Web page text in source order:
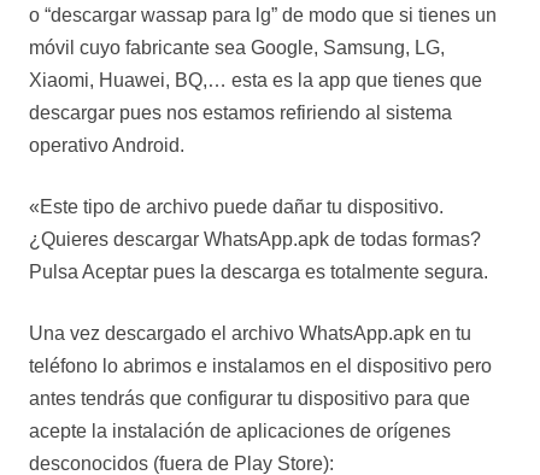
o “descargar wassap para lg” de modo que si tienes un
móvil cuyo fabricante sea Google, Samsung, LG,
Xiaomi, Huawei, BQ,… esta es la app que tienes que
descargar pues nos estamos refiriendo al sistema
operativo Android.
«Este tipo de archivo puede dañar tu dispositivo.
¿Quieres descargar WhatsApp.apk de todas formas?
Pulsa Aceptar pues la descarga es totalmente segura.
Una vez descargado el archivo WhatsApp.apk en tu
teléfono lo abrimos e instalamos en el dispositivo pero
antes tendrás que configurar tu dispositivo para que
acepte la instalación de aplicaciones de orígenes
desconocidos (fuera de Play Store):